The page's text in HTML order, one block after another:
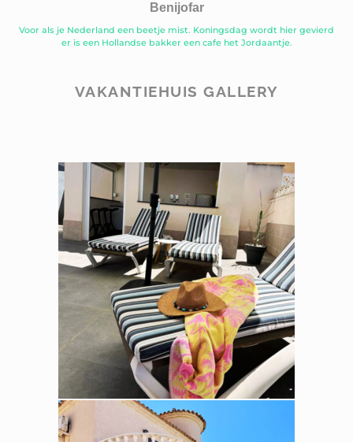
Benijofar
Voor als je Nederland een beetje mist. Koningsdag wordt hier gevierd
er is een Hollandse bakker een cafe het Jordaantje.
VAKANTIEHUIS GALLERY